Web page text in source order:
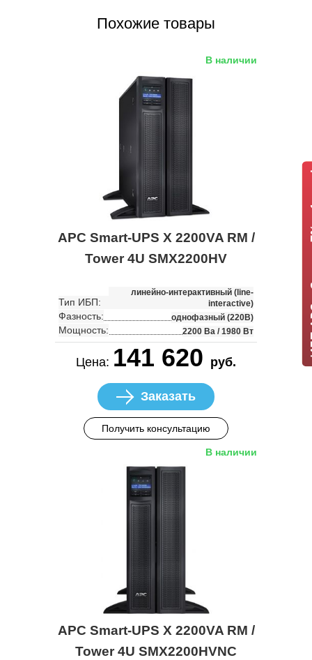
Похожие товары
В наличии
APC Smart-UPS X 2200VA RM /
Tower 4U SMX2200HV
Тип ИБП:
линейно-интерактивный (line-
interactive)
Фазность: однофазный (220В)
Мощность: 2200 Ва / 1980 Вт
Цена: 141 620 руб.
Заказать
Получить консультацию
В наличии
APC Smart-UPS X 2200VA RM /
Tower 4U SMX2200HVNC
ИБП